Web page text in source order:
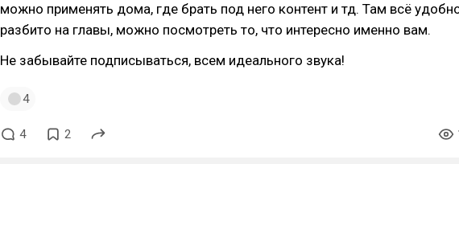
можно применять дома, где брать под него контент и тд. Там всё
разбито на главы, можно посмотреть то, что интересно именно вам.
Не забывайте подписываться, всем идеального звука!
4
4 2